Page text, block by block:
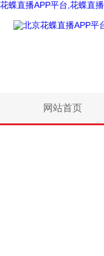
花蝶直播APP平台,花蝶直
网站首页